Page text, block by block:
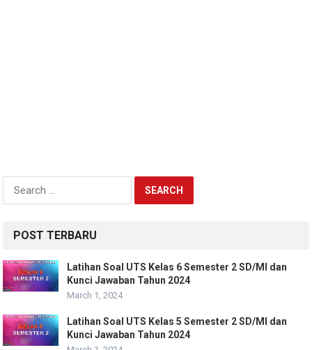
Search
for:
POST TERBARU
Latihan Soal UTS Kelas 6 Semester 2 SD/MI dan
Kunci Jawaban Tahun 2024
March 1, 2024
Latihan Soal UTS Kelas 5 Semester 2 SD/MI dan
Kunci Jawaban Tahun 2024